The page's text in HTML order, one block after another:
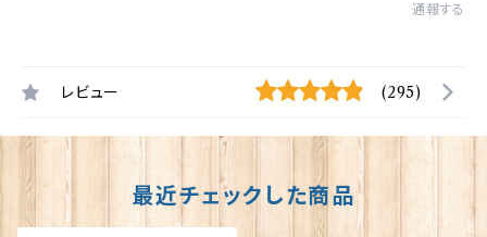
通報する
レビュー (295)
最近チェックした商品